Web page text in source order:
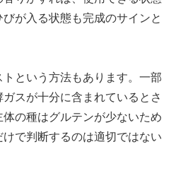
が入る状態も完成のサインと
という方法もあります。一部
スが十分に含まれているとさ
の種はグルテンが少ないため
で判断するのは適切ではない